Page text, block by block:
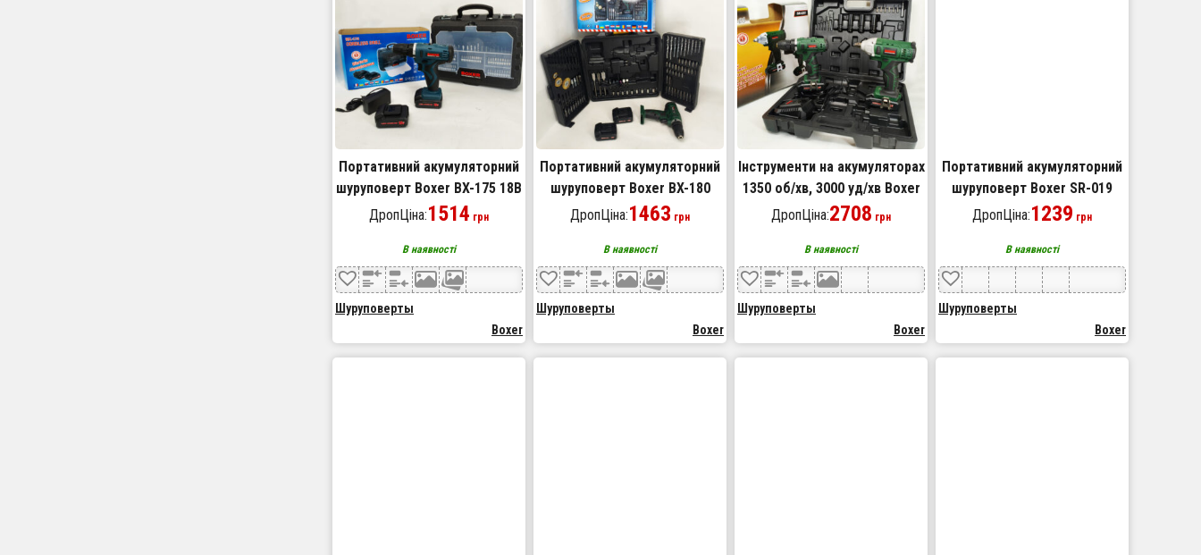
Портативний акумуляторний
шуруповерт Boxer BX-175 18В
ДропЦіна:1514 грн
В наявності
Шуруповерты
Boxer
Портативний акумуляторний
шуруповерт Boxer BX-180
1350 об/хв
ДропЦіна:1463 грн
В наявності
Шуруповерты
Boxer
Інструменти на акумуляторах
1350 об/хв, 3000 уд/хв Boxer
SR-035 дрель гайковерт
ДропЦіна:2708 грн
В наявності
Шуруповерты
Boxer
Портативний акумуляторний
шуруповерт Boxer SR-019
2АКБ 18В
ДропЦіна:1239 грн
В наявності
Шуруповерты
Boxer